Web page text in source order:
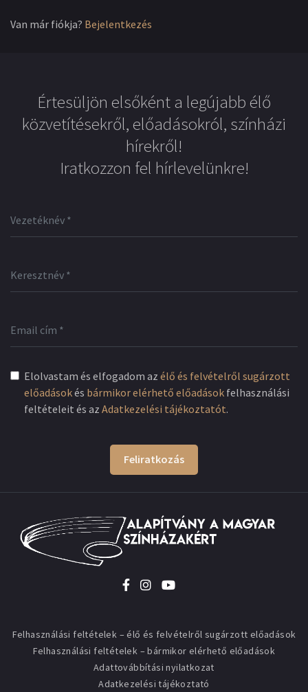
Van már fiókja? Bejelentkezés
Értesüljön elsőként a legújabb élő
közvetítésekről, előadásokról, színházi
hírekről!
Iratkozzon fel hírlevelünkre!
Elolvastam és elfogadom az élő és felvételről sugárzott
előadásokés bármikor elérhető előadások felhasználási
feltételeit és az Adatkezelési tájékoztatót.
Feliratkozás
Felhasználási feltételek – élő és felvételről sugárzott előadások
Felhasználási feltételek – bármikor elérhető előadások
Adattovábbítási nyilatkozat
Adatkezelési tájékoztató